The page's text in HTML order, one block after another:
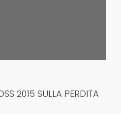
2015 SULLA PERDITA